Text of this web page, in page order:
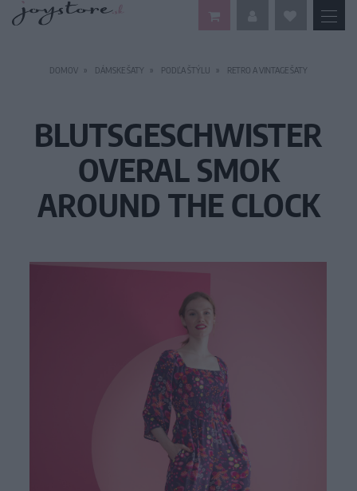
DOMOV DÁMSKE ŠATY PODĽA ŠTÝLU RETRO A VINTAGE ŠATY
BLUTSGESCHWISTER
OVERAL SMOK
AROUND THE CLOCK